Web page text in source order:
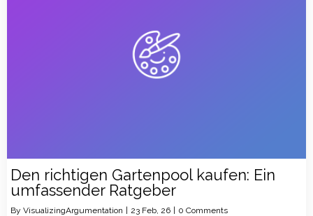
Den richtigen Gartenpool kaufen: Ein
umfassender Ratgeber
By VisualizingArgumentation | 23 Feb, 26 | 0 Comments